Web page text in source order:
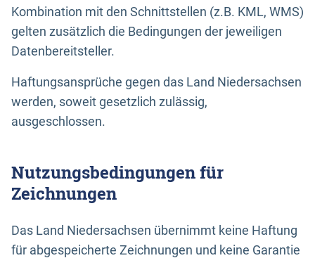
Kombination mit den Schnittstellen (z.B. KML, WMS)
gelten zusätzlich die Bedingungen der jeweiligen
Datenbereitsteller.
Haftungsansprüche gegen das Land Niedersachsen
werden, soweit gesetzlich zulässig,
ausgeschlossen.
Nutzungsbedingungen für
Zeichnungen
Das Land Niedersachsen übernimmt keine Haftung
für abgespeicherte Zeichnungen und keine Garantie